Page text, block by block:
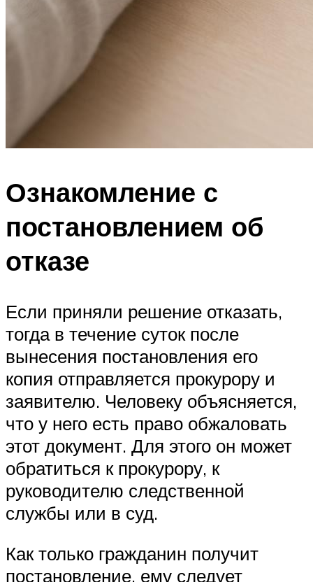
Ознакомление с
постановлением об
отказе
Если приняли решение отказать,
тогда в течение суток после
вынесения постановления его
копия отправляется прокурору и
заявителю. Человеку объясняется,
что у него есть право обжаловать
этот документ. Для этого он может
обратиться к прокурору, к
руководителю следственной
службы или в суд.
Как только гражданин получит
постановление, ему следует